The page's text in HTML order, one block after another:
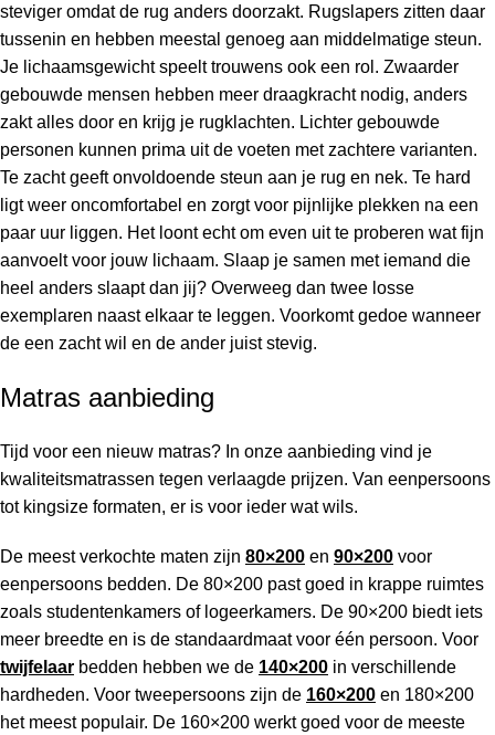
steviger omdat de rug anders doorzakt. Rugslapers zitten daar
tussenin en hebben meestal genoeg aan middelmatige steun.
Je lichaamsgewicht speelt trouwens ook een rol. Zwaarder
gebouwde mensen hebben meer draagkracht nodig, anders
zakt alles door en krijg je rugklachten. Lichter gebouwde
personen kunnen prima uit de voeten met zachtere varianten.
Te zacht geeft onvoldoende steun aan je rug en nek. Te hard
ligt weer oncomfortabel en zorgt voor pijnlijke plekken na een
paar uur liggen. Het loont echt om even uit te proberen wat fijn
aanvoelt voor jouw lichaam. Slaap je samen met iemand die
heel anders slaapt dan jij? Overweeg dan twee losse
exemplaren naast elkaar te leggen. Voorkomt gedoe wanneer
de een zacht wil en de ander juist stevig.
Matras aanbieding
Tijd voor een nieuw matras? In onze aanbieding vind je
kwaliteitsmatrassen tegen verlaagde prijzen. Van eenpersoons
tot kingsize formaten, er is voor ieder wat wils.
De meest verkochte maten zijn 80×200 en 90×200 voor
eenpersoons bedden. De 80×200 past goed in krappe ruimtes
zoals studentenkamers of logeerkamers. De 90×200 biedt iets
meer breedte en is de standaardmaat voor één persoon. Voor
twijfelaar bedden hebben we de 140×200 in verschillende
hardheden. Voor tweepersoons zijn de 160×200 en 180×200
het meest populair. De 160×200 werkt goed voor de meeste